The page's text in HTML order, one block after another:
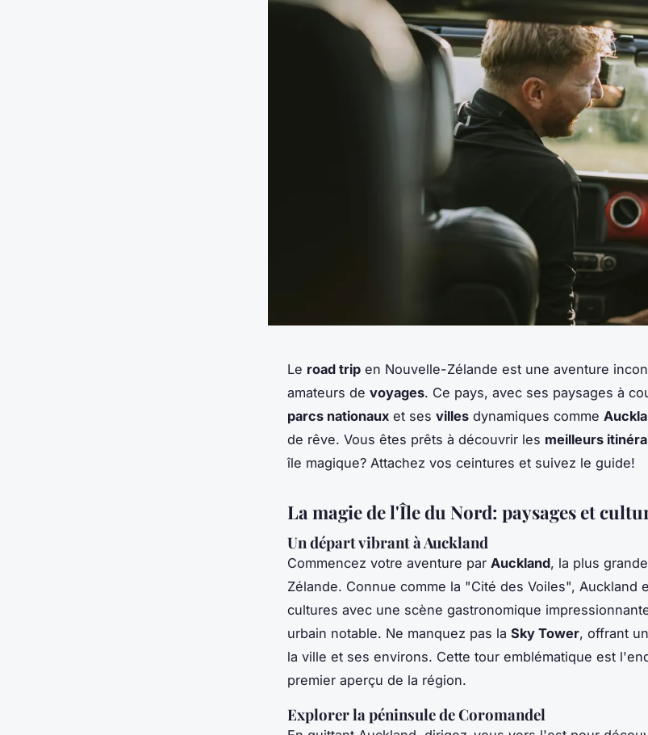
Le road trip en Nouvelle-Zélande est une aventure
amateurs de voyages. Ce pays, avec ses paysages à
parcs nationaux et ses villes dynamiques comme
de rêve. Vous êtes prêts à découvrir les meilleurs
île magique? Attachez vos ceintures et suivez le guide!
La magie de l'Île du Nord: paysages et
Un départ vibrant à Auckland
Commencez votre aventure par Auckland, la plus
Zélande. Connue comme la "Cité des Voiles", Auckland
cultures avec une scène gastronomique
urbain notable. Ne manquez pas la Sky Tower, offrant
la ville et ses environs. Cette tour emblématique est
premier aperçu de la région.
Explorer la péninsule de Coromandel